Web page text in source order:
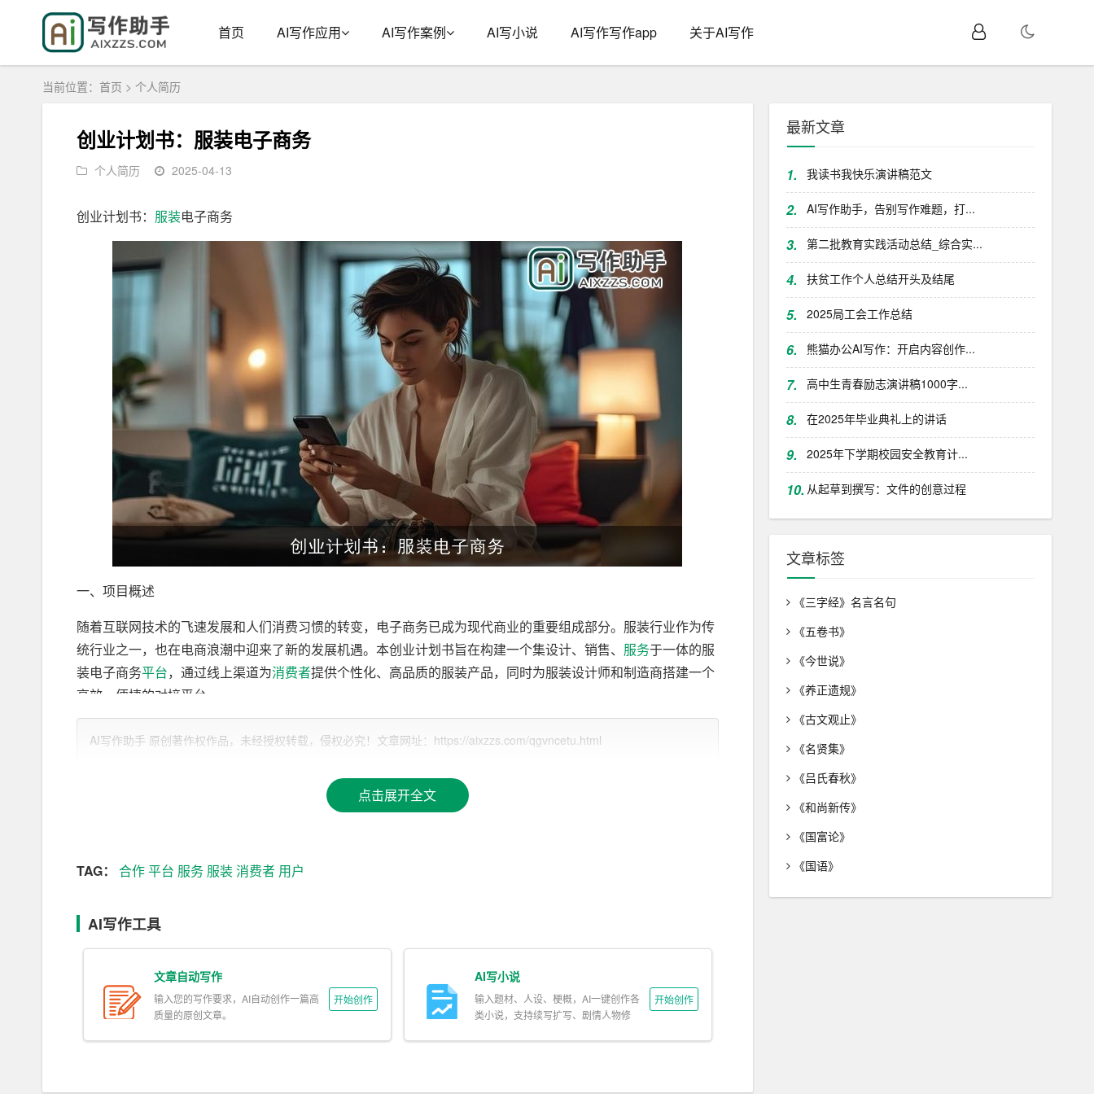
首页 AI写作应用 AI写作案例 AI写小说 AI写作写作app 关于AI写作
当前位置： 首页 > 个人简历
创业计划书：服装电子商务
个人简历 2025-04-13
创业计划书： 服装电子商务
一、项目概述
随着互联网技术的飞速发展和人们消费习惯的转变，电子商务已成为现代商业的重要组成部分。服装行业作为传
统行业之一，也在电商浪潮中迎来了新的发展机遇。本创业计划书旨在构建一个集设计、销售、 服务于一体的服
装电子商务平台，通过线上渠道为消费者提供个性化、高品质的服装产品，同时为服装设计师和制造商搭建一个
高效、便捷的对接平台。
二、市场分析
式，更注重品质、个性化和购物体验。各大电商平台如淘宝、京东、拼多多等已占据较大市场份额，但仍有大量
质和个性化设计有较高要求，且具有较强的消费能力。
量大但竞争激烈；垂直电商平台如唯品会、蘑菇街等，专注度高但
定位目标市场，提供个性化设计和高品质产品，同时通过高效供应链管理降低成本。
三、产品与服务
1. 产品定位：我们的产品以中高端服装为主，涵盖男女装、童装、配饰等多个品类。注重设计感和品质，满足消
费者个性化需求。
AI写作助手 原创著作权作品，未经授权转载，侵权必究！文章网址：https://aixzzs.com/qgvncetu.html
点击展开全文
TAG： 合作平台 服务 服装消费者 用户
AI写作工具
文章自动写作
输入您的写作要求，AI自动创作一篇高
质量的原创文章。
开始创作
AI写小说
输入题材、人设、梗概，AI一键创作各
类小说，支持续写扩写、剧情人物修
开始创作
最新文章
1. 我读书我快乐演讲稿范文
2. AI写作助手，告别写作难题，打...
3. 第二批教育实践活动总结_综合实...
4. 扶贫工作个人总结开头及结尾
5. 2025局工会工作总结
6. 熊猫办公AI写作：开启内容创作...
7. 高中生青春励志演讲稿1000字...
8. 在2025年毕业典礼上的讲话
9. 2025年下学期校园安全教育计...
10. 从起草到撰写：文件的创意过程
文章标签
《三字经》名言名句
《五卷书》
《今世说》
《养正遗规》
《古文观止》
《名贤集》
《吕氏春秋》
《和尚新传》
《国富论》
《国语》